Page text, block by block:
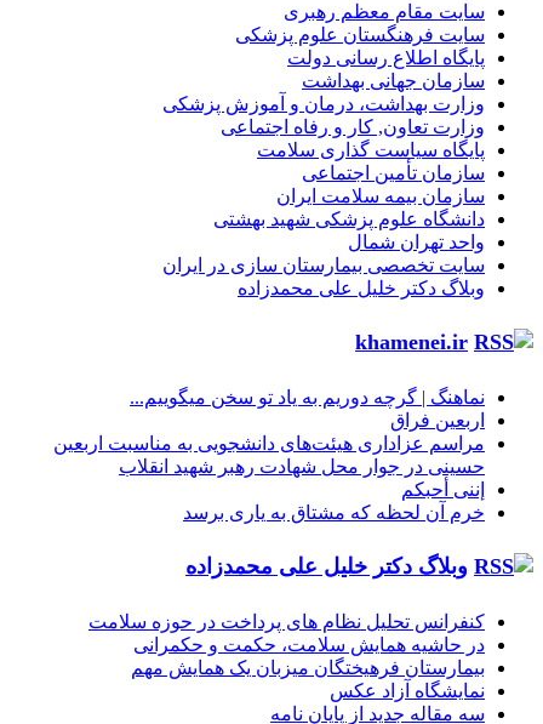
سایت مقام معظم رهبری
سایت فرهنگستان علوم پزشکی
پایگاه اطلاع رسانی دولت
سازمان جهانی بهداشت
وزارت بهداشت، درمان و آموزش پزشکی
وزارت تعاون, کار و رفاه اجتماعی
پایگاه سیاست گذاری سلامت
سازمان تأمین اجتماعی
سازمان بیمه سلامت ایران
دانشگاه علوم پزشکی شهید بهشتی
واحد تهران شمال
سایت تخصصی بیمارستان سازی در ایران
وبلاگ دکتر خلیل علی محمدزاده
khamenei.ir
نماهنگ |‌ گرچه دوریم به یاد تو سخن میگوییم...
اربعین فراق
مراسم عزاداری هیئت‌های دانشجویی به مناسبت اربعین
حسینی در جوار محل شهادت رهبر شهید انقلاب
إننی أحبکم
خرم آن لحظه که مشتاق به یاری برسد
وبلاگ دکتر خلیل علی محمدزاده
کنفرانس تحلیل نظام های پرداخت در حوزه سلامت
در حاشیه همایش سلامت، حکمت و حکمرانی
بیمارستان فرهیختگان میزبان یک همایش مهم
نمایشگاه آزاد عکس
سه مقاله جدید از پایان نامه